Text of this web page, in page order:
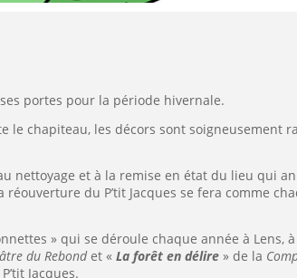
portes pour la période hivernale.
le chapiteau, les décors sont soigneusement
nettoyage et à la remise en état du lieu qui
du P’tit Jacques se fera comme
» qui se déroule chaque année à Lens,
du Rebondet « La forêt en délire » de la
Jacques.